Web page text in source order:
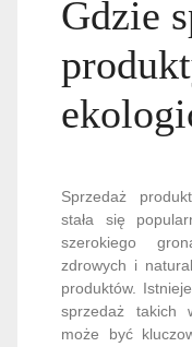
Gdzie
Sprzedaż
stała się
szerokiego
zdrowych i
produktów.
sprzedaż takich
może być